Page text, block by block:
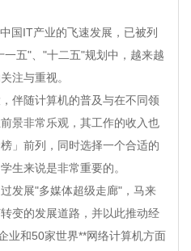
IT产业的飞速发展，已被列
五"、"十二五"规划中，越来越
注与重视。
随计算机的普及与在不同领
景非常乐观，其工作的收入也
」前列，同时选择一个合适的
生来说是非常重要的。
展"多媒体超级走廊"，马来
变的发展道路，并以此推动经
业和50家世界**网络计算机方面